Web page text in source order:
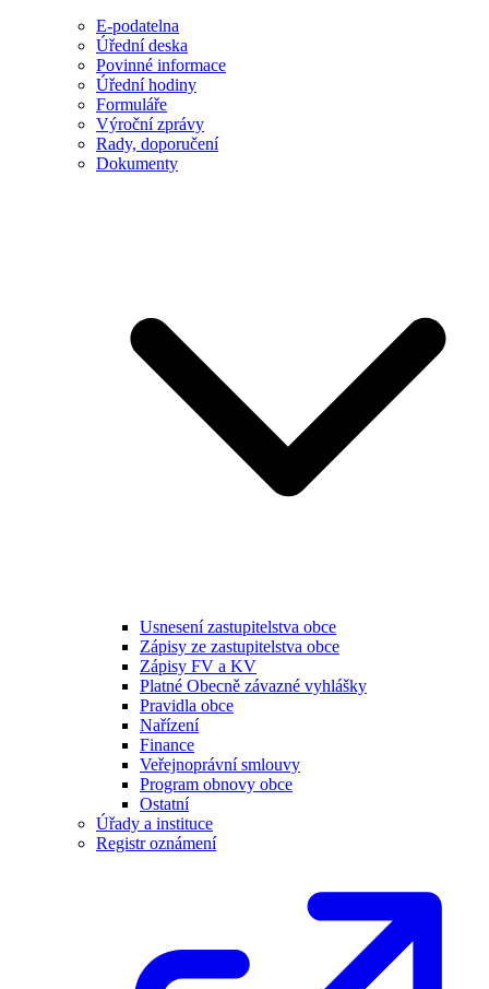
E-podatelna
Úřední deska
Povinné informace
Úřední hodiny
Formuláře
Výroční zprávy
Rady, doporučení
Dokumenty
Usnesení zastupitelstva obce
Zápisy ze zastupitelstva obce
Zápisy FV a KV
Platné Obecně závazné vyhlášky
Pravidla obce
Nařízení
Finance
Veřejnoprávní smlouvy
Program obnovy obce
Ostatní
Úřady a instituce
Registr oznámení